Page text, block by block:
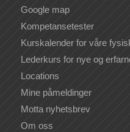
Google map
Kompetansetester
Kurskalender for våre
Lederkurs for nye og
Locations
Mine påmeldinger
Motta nyhetsbrev
Om oss